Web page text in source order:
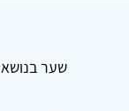
שער בנושא